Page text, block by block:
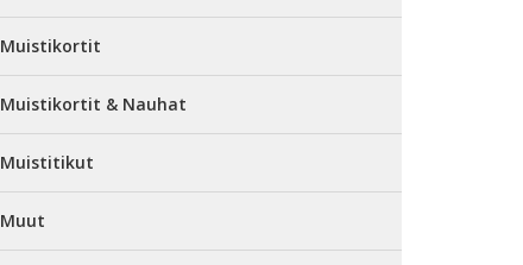
Muistikortit
Muistikortit & Nauhat
Muistitikut
Muut